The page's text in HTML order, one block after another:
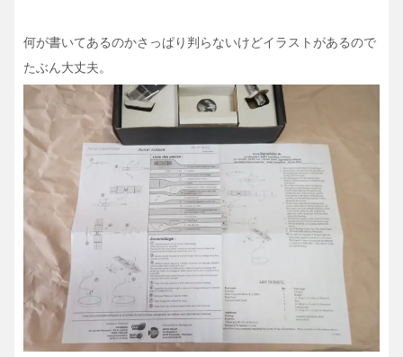
何が書いてあるのかさっぱり判らないけどイラストがあるので
たぶん大丈夫。